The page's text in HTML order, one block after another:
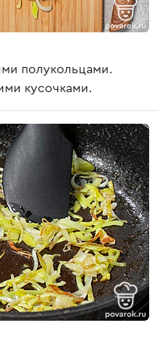
полукольцами.
кусочками.